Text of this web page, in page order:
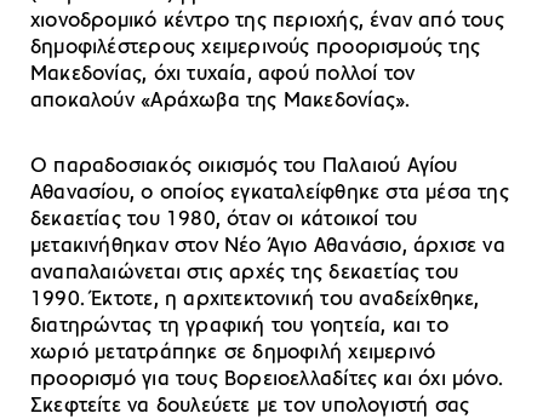
χιονοδρομικό κέντρο της περιοχής, έναν από τους
δημοφιλέστερους χειμερινούς προορισμούς της
Μακεδονίας, όχι τυχαία, αφού πολλοί τον
αποκαλούν «Αράχωβα της Μακεδονίας».
Ο παραδοσιακός οικισμός του Παλαιού Αγίου
Αθανασίου, ο οποίος εγκαταλείφθηκε στα μέσα της
δεκαετίας του 1980, όταν οι κάτοικοί του
μετακινήθηκαν στον Νέο Άγιο Αθανάσιο, άρχισε να
αναπαλαιώνεται στις αρχές της δεκαετίας του
1990. Έκτοτε, η αρχιτεκτονική του αναδείχθηκε,
διατηρώντας τη γραφική του γοητεία, και το
χωριό μετατράπηκε σε δημοφιλή χειμερινό
προορισμό για τους Βορειοελλαδίτες και όχι μόνο.
Σκεφτείτε να δουλεύετε με τον υπολογιστή σας